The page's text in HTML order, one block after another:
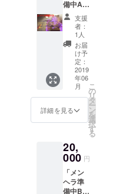
もしま
す!〉 場
所/都内
[お買い
物が出
来る場
所/お買
い物が
したい
場所] 人
数/マン
ツーマ
まで) 時
間/11:0
20:00の
中で3時
備中A」
こちら
のプラ
ンは
[グッズ
詰め合
わせ]で
す! ミニ
アルバ
ムの他
にライ
ブ会場
限定CD
ナイ
フ・ラ
イ
ター・
ブロマ
支援
者：
1人
お届
け予
定：
2019
年06
月
詳細を見る
こ
の
リ
タ
ー
ン
を
選
択
す
る
20,
000 円
「メン
ヘラ準
備中B」